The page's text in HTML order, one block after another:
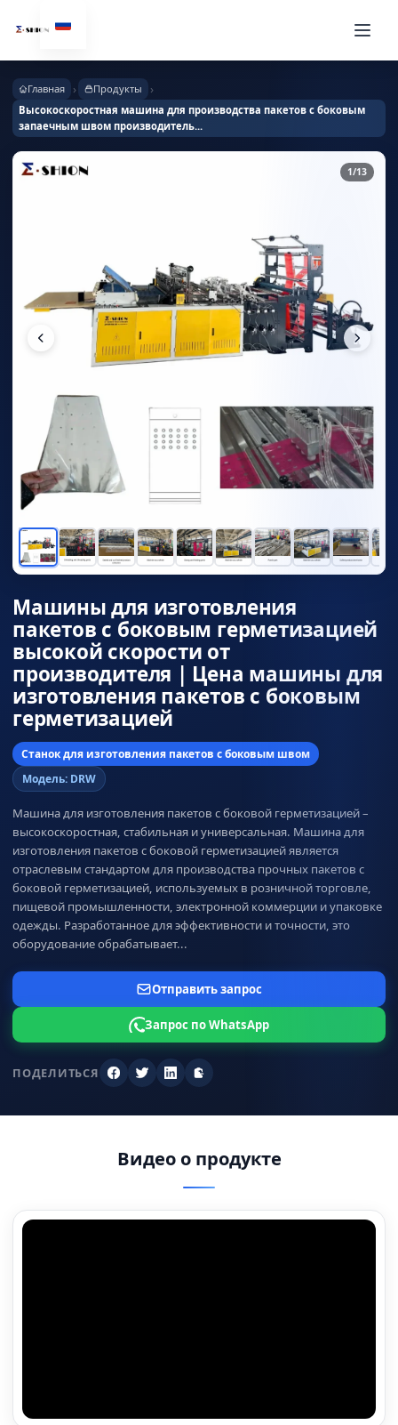
Главная › Продукты ›
Высокоскоростная машина для производства пакетов с боковым
запаечным швом производитель...
1/13
Машины для изготовления
пакетов с боковым герметизацией
высокой скорости от
производителя | Цена машины для
изготовления пакетов с боковым
герметизацией
Станок для изготовления пакетов с боковым швом
Модель: DRW
Машина для изготовления пакетов с боковой герметизацией –
высокоскоростная, стабильная и универсальная. Машина для
изготовления пакетов с боковой герметизацией является
отраслевым стандартом для производства прочных пакетов с
боковой герметизацией, используемых в розничной торговле,
пищевой промышленности, электронной коммерции и упаковке
одежды. Разработанное для эффективности и точности, это
оборудование обрабатывает...
Отправить запрос
Запрос по WhatsApp
ПОДЕЛИТЬСЯ
Фейсбук
TwitterLinkedInСкопировать ссылку
Видео о продукте